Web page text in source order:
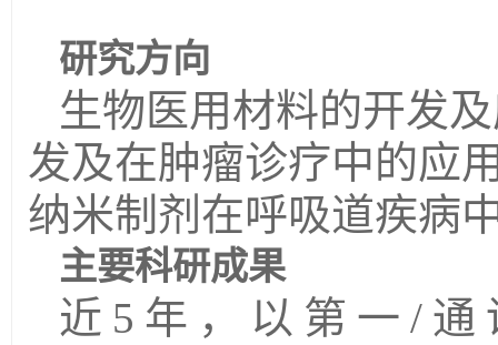
研究方向
生物医用材料的开发
发及在肿瘤诊疗中的应
纳米制剂在呼吸道疾病
主要科研成果
近 5 年，以第一/ 通